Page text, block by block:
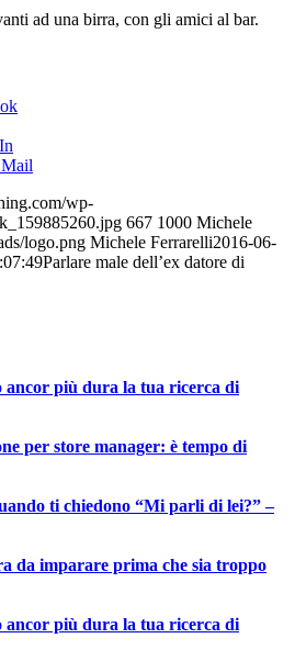
ad una birra, con gli amici al bar.
wp-
667 1000 Michele
logo.png Michele Ferrarelli2016-06-
Parlare male dell’ex datore di
ancor più dura la tua ricerca di
per store manager: è tempo di
ti chiedono “Mi parli di lei?” –
da imparare prima che sia troppo
ancor più dura la tua ricerca di